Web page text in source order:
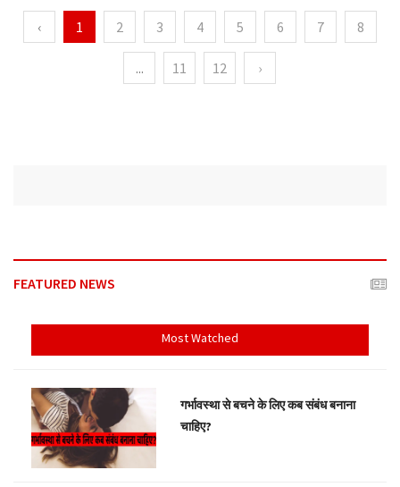
‹ 1 2 3 4 5 6 7 8
... 11 12 ›
FEATURED NEWS
Most Watched
गर्भावस्था से बचने के लिए कब संबंध बनाना
चाहिए?